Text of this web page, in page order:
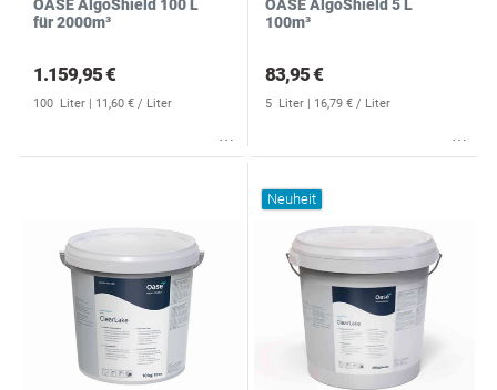
OASE AlgoShield 100 L
für 2000m³
1.159,95 €
100 Liter | 11,60 € / Liter
OASE AlgoShield 5 L
100m³
83,95 €
5 Liter | 16,79 € / Liter
Neuheit